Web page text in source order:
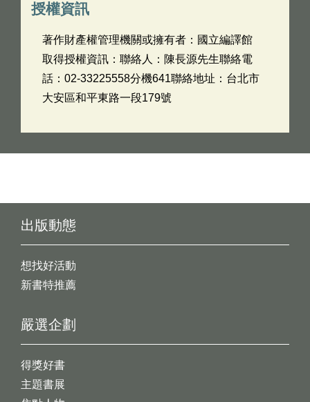
授權資訊
著作財產權管理機關或擁有者：國立編譯館
取得授權資訊：聯絡人：陳長源先生聯絡電
話：02-33225558分機641聯絡地址：台北市
大安區和平東路一段179號
出版動態
想找好活動
新書特推薦
嚴選企劃
得獎好書
主題書展